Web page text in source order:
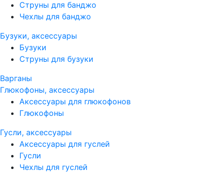
Струны для банджо
Чехлы для банджо
Бузуки, аксессуары
Бузуки
Струны для бузуки
Варганы
Глюкофоны, аксессуары
Аксессуары для глюкофонов
Глюкофоны
Гусли, аксессуары
Аксессуары для гуслей
Гусли
Чехлы для гуслей